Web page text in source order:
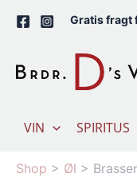
Gratis fragt
VIN SPIRITUS
Shop > Øl >